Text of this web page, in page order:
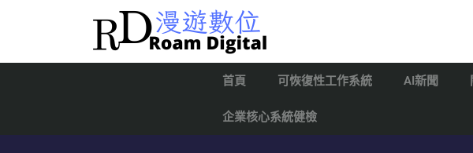
首頁 可恢復性工作系統 AI新聞
企業核心系統健檢